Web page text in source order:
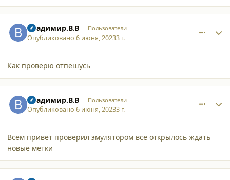
Владимир.В.В Пользователи
Опубликовано6 июня, 20233 г.
Как проверю отпешусь
Владимир.В.В Пользователи
Опубликовано6 июня, 20233 г.
Всем привет проверил эмулятором все открылось ждать
новые метки